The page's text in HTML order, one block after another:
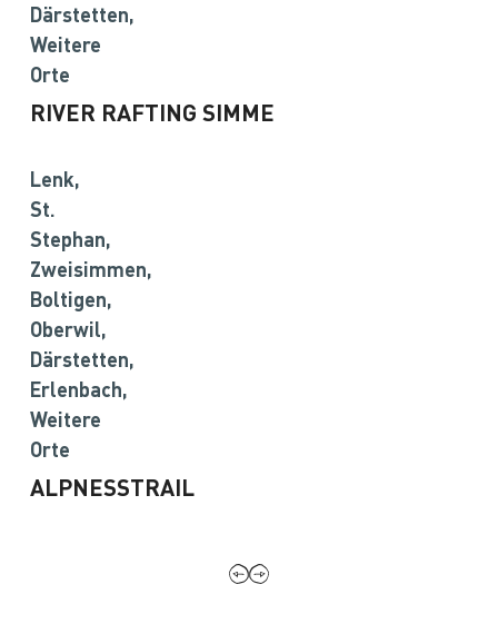
Därstetten,
Weitere
Orte
RIVER RAFTING SIMME
Lenk,
St.
Stephan,
Zweisimmen,
Boltigen,
Oberwil,
Därstetten,
Erlenbach,
Weitere
Orte
ALPNESSTRAIL